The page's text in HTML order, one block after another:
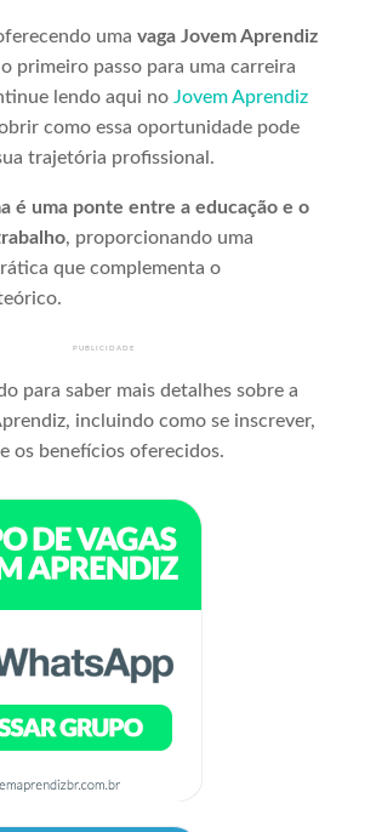
uma vaga Jovem Aprendiz
primeiro passo para uma carreira
lendo aqui no Jovem Aprendiz
como essa oportunidade pode
trajetória profissional.
é uma ponte entre a educação e o
, proporcionando uma
que complementa o
PUBLICIDADE
para saber mais detalhes sobre a
incluindo como se inscrever,
os benefícios oferecidos.